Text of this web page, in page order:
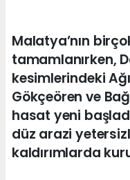
Malatya’nın
tamamlanırken,
kesimlerindeki
Gökçeören ve
hasat yeni
düz arazi
kaldırımlarda